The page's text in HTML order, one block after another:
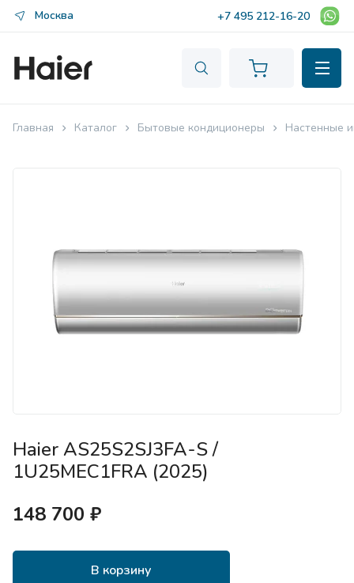
Москва +7 495 212-16-20
Главная Каталог Бытовые кондиционеры Настенные
Haier AS25S2SJ3FA-S /
1U25MEC1FRA (2025)
148 700 ₽
В корзину